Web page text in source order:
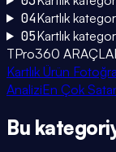
04Kartlık
05Kartlık
TPro360
Kartlık Ürün
AnaliziEn Çok
Bu